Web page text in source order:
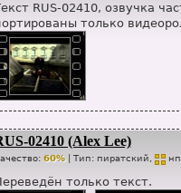
RUS-02410, озвучка
только
02410 (Alex Lee)
60% | Тип: пиратский, нп
только текст.